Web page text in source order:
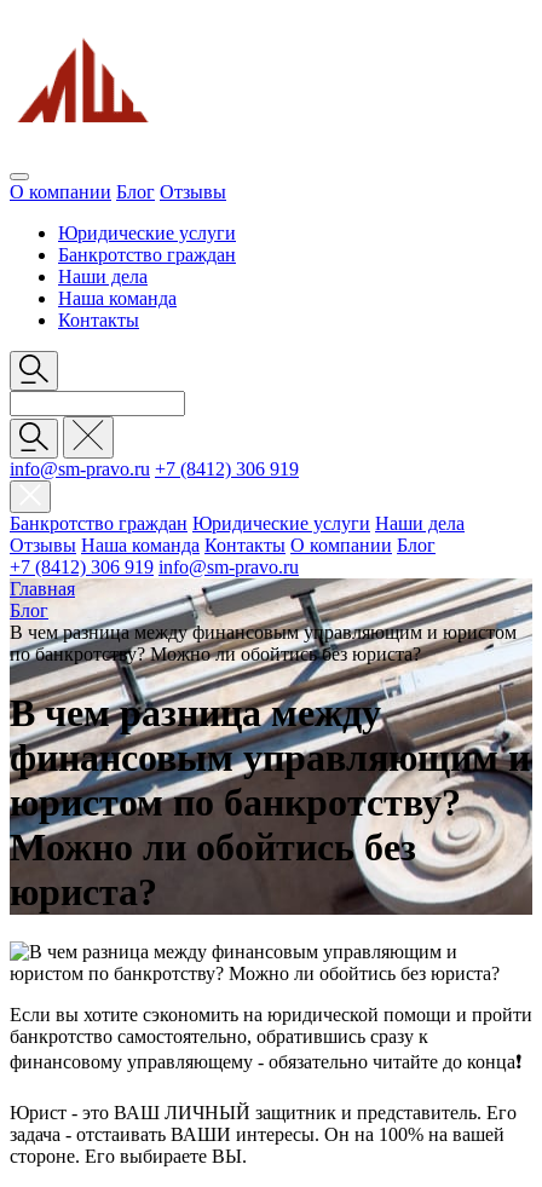
О компании Блог Отзывы
Юридические услуги
Банкротство граждан
Наши дела
Наша команда
Контакты
info@sm-pravo.ru +7 (8412) 306 919
Банкротство граждан Юридические услуги Наши дела
Отзывы Наша команда Контакты О компании Блог
+7 (8412) 306 919 info@sm-pravo.ru
Главная
Блог
В чем разница между финансовым управляющим и юристом
по банкротству? Можно ли обойтись без юриста?
В чем разница между
финансовым управляющим и
юристом по банкротству?
Можно ли обойтись без
юриста?
Если вы хотите сэкономить на юридической помощи и пройти
банкротство самостоятельно, обратившись сразу к
финансовому управляющему - обязательно читайте до конца❗️
Юрист - это ВАШ ЛИЧНЫЙ защитник и представитель. Его
задача - отстаивать ВАШИ интересы. Он на 100% на вашей
стороне. Его выбираете ВЫ.